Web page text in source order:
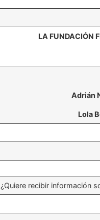
LA FUNDACIÓN
Adrián
Lola
¿Quiere recibir información